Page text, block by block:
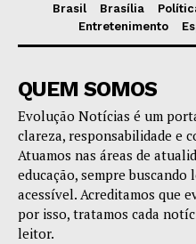
Brasil Brasília
Entretenimento
QUEM SOMOS
Evolução Notícias é um
clareza, responsabilidade e
Atuamos nas áreas de
educação, sempre
acessível. Acreditamos que
por isso, tratamos cada
leitor.